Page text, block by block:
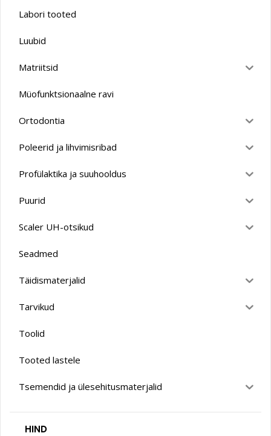
Labori tooted
Luubid
Matriitsid
Müofunktsionaalne ravi
Ortodontia
Poleerid ja lihvimisribad
Profülaktika ja suuhooldus
Puurid
Scaler UH-otsikud
Seadmed
Täidismaterjalid
Tarvikud
Toolid
Tooted lastele
Tsemendid ja ülesehitusmaterjalid
HIND